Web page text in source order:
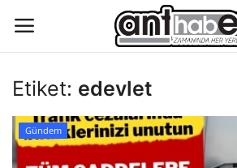
Eğitim
Etiket: edevlet
Gündem